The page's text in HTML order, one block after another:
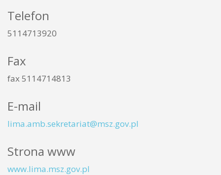
Telefon
5114713920
Fax
fax 5114714813
E-mail
lima.amb.sekretariat@msz.gov.pl
Strona www
www.lima.msz.gov.pl